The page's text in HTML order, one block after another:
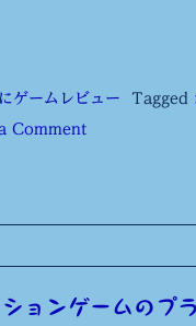
ゲームレビュー Tagged
Commenton
ョンゲームのプ